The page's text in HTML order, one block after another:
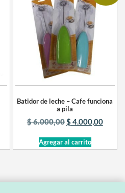
Batidor de leche – Cafe funciona
a pila
$6.000,00$ 4.000,00
Agregar al carrito